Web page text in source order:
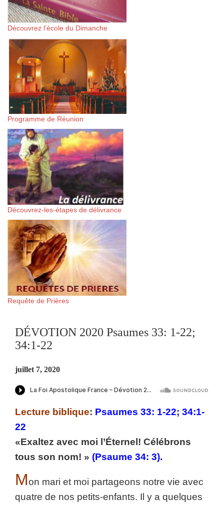
Découvrez l’école du Dimanche
Programme de Réunion
Découvrez-les-étapes de délivrance
Requête de Prières
DÉVOTION 2020 Psaumes 33: 1-22;
34:1-22
juillet 7, 2020
Lecture biblique: Psaumes 33: 1-22; 34:1-
22
«Exaltez avec moi l’Éternel! Célébrons
tous son nom! » (Psaume 34: 3).
Mon mari et moi partageons notre vie avec
quatre de nos petits-enfants. Il y a quelques